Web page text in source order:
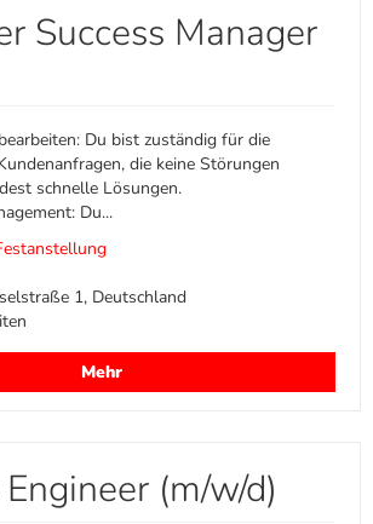
Success Manager
Du bist zuständig für die
die keine Störungen
schnelle Lösungen.
Du...
1, Deutschland
Mehr
(m/w/d)